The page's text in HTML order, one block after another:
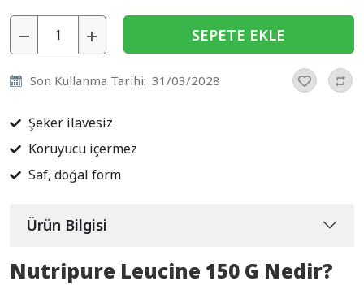
SEPETE EKLE
Son Kullanma Tarihi: 31/03/2028
Şeker ilavesiz
Koruyucu içermez
Saf, doğal form
Ürün Bilgisi
Nutripure Leucine 150 G Nedir?